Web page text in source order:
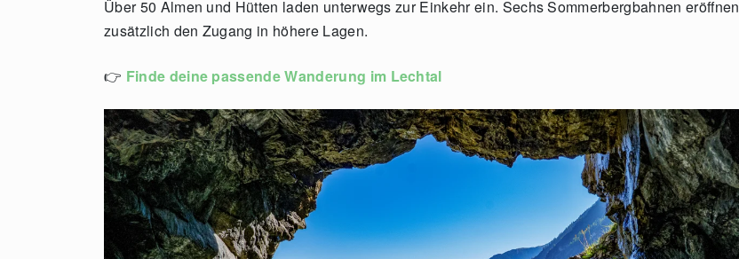
Über 50 Almen und Hütten laden unterwegs zur Einkehr ein. Sechs Sommerbergbahnen eröffnen
zusätzlich den Zugang in höhere Lagen.
👉 Finde deine passende Wanderung im Lechtal